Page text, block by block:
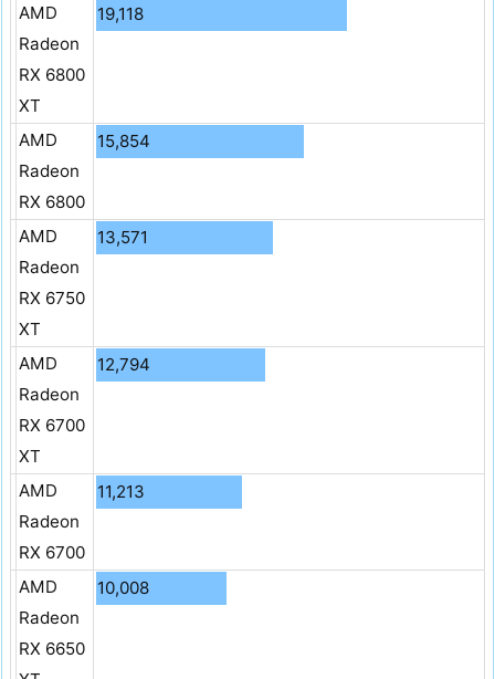
AMD
Radeon
RX 6800
XT
19,118
AMD
Radeon
RX 6800
15,854
AMD
Radeon
RX 6750
XT
13,571
AMD
Radeon
RX 6700
XT
12,794
AMD
Radeon
RX 6700
11,213
AMD
Radeon
RX 6650
10,008